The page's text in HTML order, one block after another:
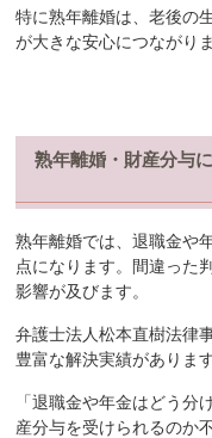
特に熟年離婚は、老後の
が大きな安心につながりま
熟年離婚・財産分与
熟年離婚では、退職金や
点になります。間違った
影響が及びます。
弁護士法人松本直樹法律
豊富な解決実績があります
「退職金や年金はどう
産分与を受けられるのか